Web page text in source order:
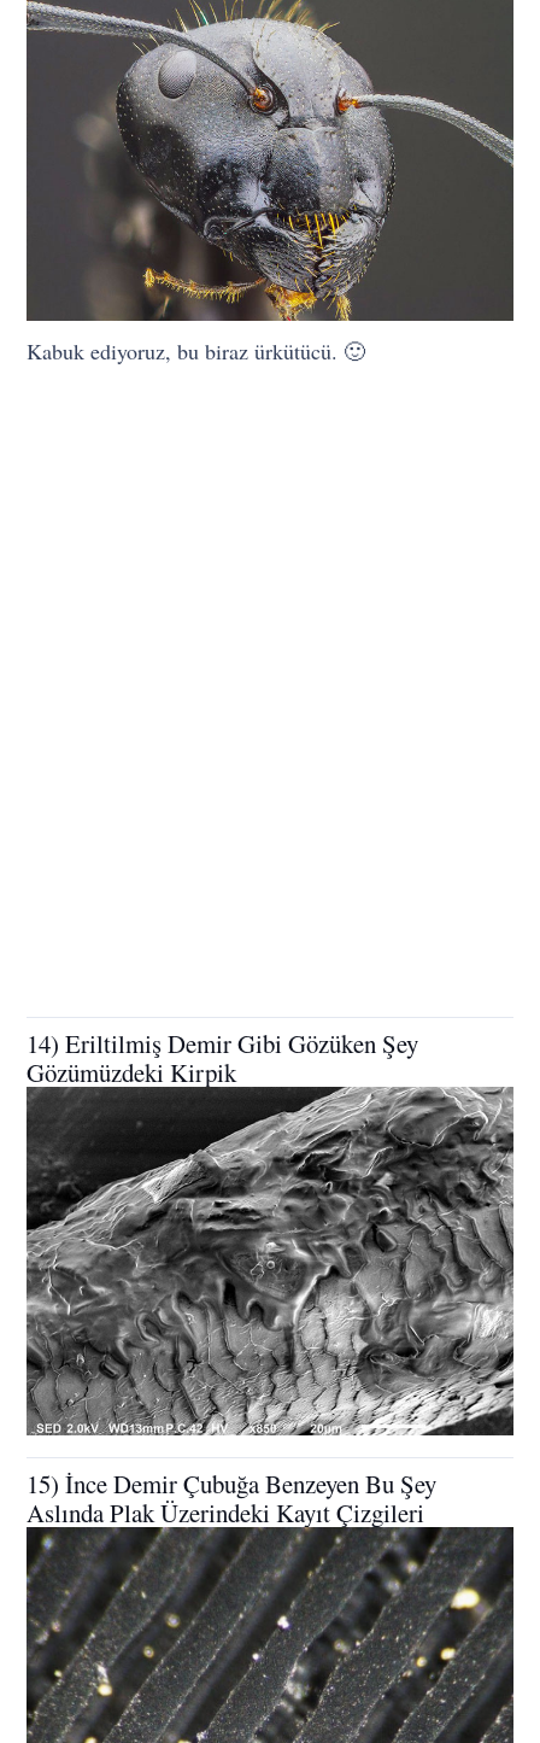
Kabuk ediyoruz, bu biraz ürkütücü. 🙂
14) Eriltilmiş Demir Gibi Gözüken Şey
Gözümüzdeki Kirpik
15) İnce Demir Çubuğa Benzeyen Bu Şey
Aslında Plak Üzerindeki Kayıt Çizgileri